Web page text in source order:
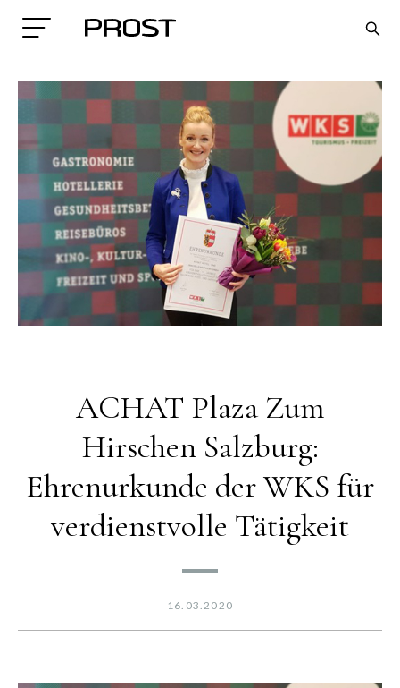
Search
ACHAT Plaza Zum
Hirschen Salzburg:
Ehrenurkunde der WKS für
verdienstvolle Tätigkeit
16.03.2020